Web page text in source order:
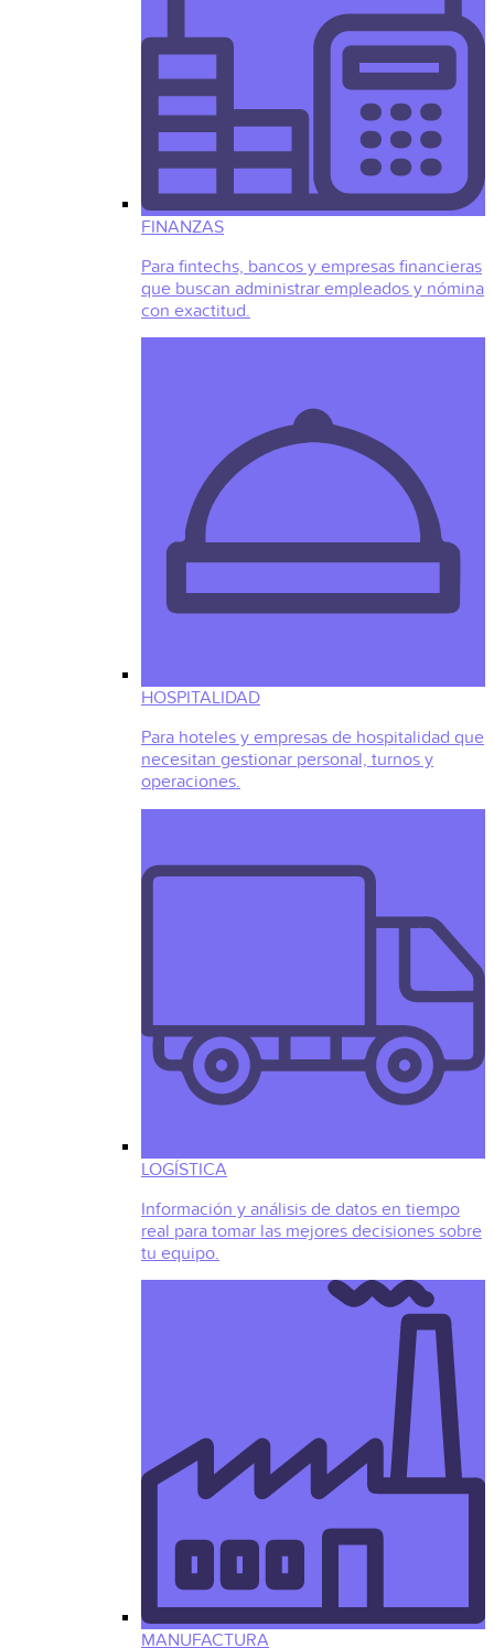
FINANZAS
Para fintechs, bancos y empresas financieras
que buscan administrar empleados y nómina
con exactitud.
HOSPITALIDAD
Para hoteles y empresas de hospitalidad que
necesitan gestionar personal, turnos y
operaciones.
LOGÍSTICA
Información y análisis de datos en tiempo
real para tomar las mejores decisiones sobre
tu equipo.
MANUFACTURA